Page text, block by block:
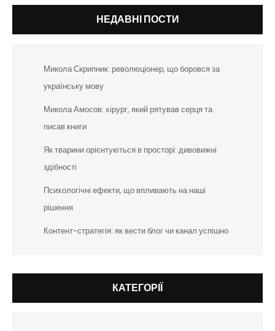
НЕДАВНІ ПОСТИ
Микола Скрипник: революціонер, що боровся за
українську мову
Микола Амосов: хірург, який рятував серця та
писав книги
Як тварини орієнтуються в просторі: дивовижні
здібності
Психологічні ефекти, що впливають на наші
рішення
Контент-стратегія: як вести блог чи канал успішно
КАТЕГОРІЇ